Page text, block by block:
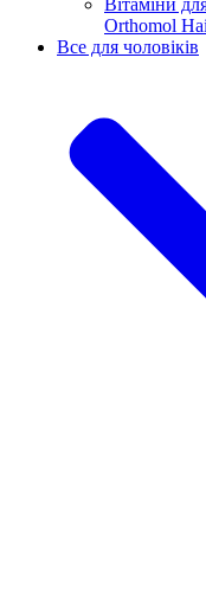
Orthomol
Все для чоловіків